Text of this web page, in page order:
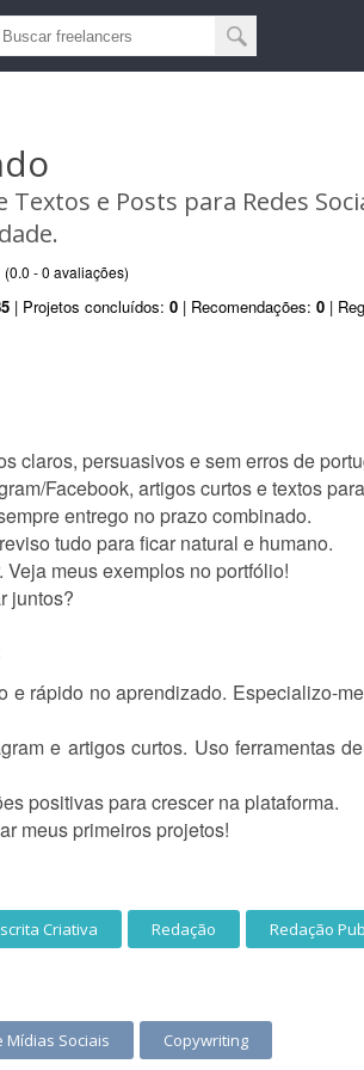
Textos e Posts para Redes
(0.0 - 0 avaliações)
| Projetos concluídos: 0 | Recomendações: 0 |
claros, persuasivos e sem erros de
Facebook, artigos curtos e textos
entrego no prazo combinado.
tudo para ficar natural e humano.
meus exemplos no portfólio!
juntos?
rápido no aprendizado. Especializo-
e artigos curtos. Uso ferramentas
positivas para crescer na plataforma.
meus primeiros projetos!
Criativa Redação Redação
Mídias Sociais Copywriting